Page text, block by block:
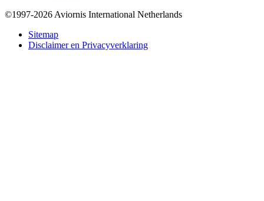
Bottom
©1997-2026 Aviornis International Netherlands
Sitemap
Disclaimer en Privacyverklaring